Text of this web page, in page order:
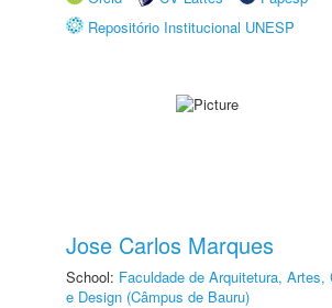
Repositório Institucional UNESP
Jose Carlos Marques
School: Faculdade de Arquitetura, Artes,
e Design (Câmpus de Bauru)